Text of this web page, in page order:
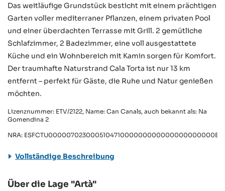
Das weitläufige Grundstück besticht mit einem prächtigen
Garten voller mediterraner Pflanzen, einem privaten Pool
und einer überdachten Terrasse mit Grill. 2 gemütliche
Schlafzimmer, 2 Badezimmer, eine voll ausgestattete
Küche und ein Wohnbereich mit Kamin sorgen für Komfort.
Der traumhafte Naturstrand Cala Torta ist nur 13 km
entfernt – perfekt für Gäste, die Ruhe und Natur genießen
möchten.
Lizenznummer: ETV/2122, Name: Can Canals, auch bekannt als: Na
Gomendina 2
NRA: ESFCTU000007023000510471000000000000000000000ET/
Vollständige Beschreibung
Über die Lage "Artà"